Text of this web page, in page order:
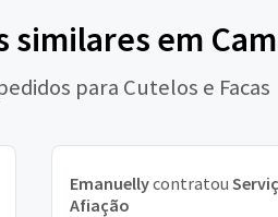
similares em
para Cutelos e Facas
Emanuellycontratou
Afiação